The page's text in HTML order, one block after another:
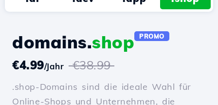
domains.shop PROMO
€4.99/Jahr €38.99
.shop-Domains sind die ideale Wahl für
Online-Shops und Unternehmen, die